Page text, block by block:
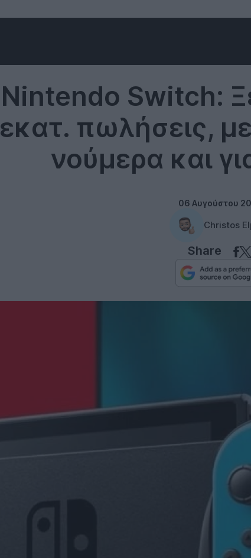
Nintendo Switch:
εκατ. πωλήσεις,
νούμερα και
06 Αυγούστου
Christos
Share